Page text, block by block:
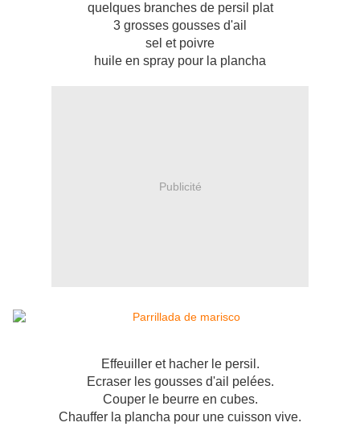
quelques branches de persil plat
3 grosses gousses d'ail
sel et poivre
huile en spray pour la plancha
Publicité
Effeuiller et hacher le persil.
Ecraser les gousses d'ail pelées.
Couper le beurre en cubes.
Chauffer la plancha pour une cuisson vive.